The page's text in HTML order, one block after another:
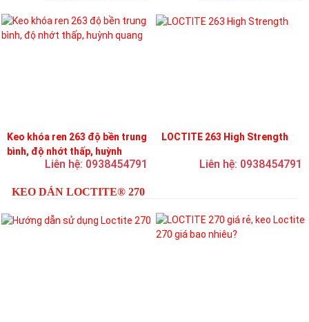
Keo khóa ren 263 độ bền trung
bình, độ nhớt thấp, huỳnh
Liên hệ: 0938454791
LOCTITE 263 High Strength
Liên hệ: 0938454791
KEO DÁN LOCTITE® 270